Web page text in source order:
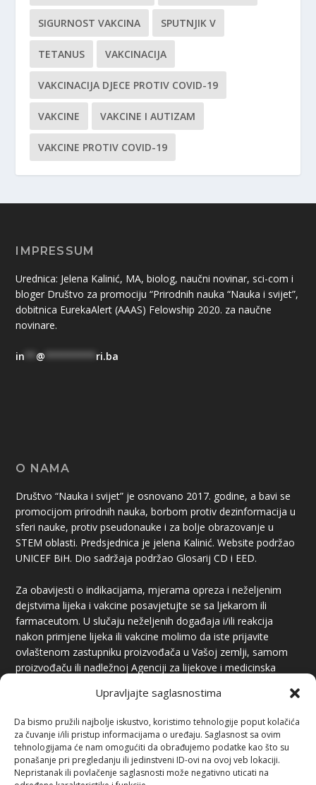
Upravljajte saglasnostima
Da bismo pružili najbolje iskustvo, koristimo tehnologije poput kolačića
za čuvanje i/ili pristup informacijama o uređaju. Saglasnost sa ovim
tehnologijama će nam omogućiti da obrađujemo podatke kao što su
ponašanje pri pregledanju ili jedinstveni ID-ovi na ovoj veb lokaciji.
Nepristanak ili povlačenje saglasnosti može negativno uticati na
SIGURNOST VAKCINA SPUTNJIK V
TETANUS VAKCINACIJA
VAKCINACIJA DJECE PROTIV COVID-19
VAKCINE VAKCINE I AUTIZAM
VAKCINE PROTIV COVID-19
IMPRESSUM
Urednica: Jelena Kalinić, MA, biolog, naučni novinar, sci-com i
bloger Društvo za promociju “Prirodnih nauka “Nauka i svijet”,
dobitnica EurekaAlert (AAAS) Felowship 2020. za naučne
novinare.
in ** @ ********* ri.ba
O NAMA
Društvo “Nauka i svijet” je osnovano 2017. godine, a bavi se
promocijom prirodnih nauka, borbom protiv dezinformacija u
sferi nauke, protiv pseudonauke i za bolje obrazovanje u
STEM oblasti. Predsjednica je jelena Kalinić. Website podržao
UNICEF BiH. Dio sadržaja podržao Glosarij CD i EED.
Za obavijesti o indikacijama, mjerama opreza i neželjenim
dejstvima lijeka i vakcine posavjetujte se sa ljekarom ili
farmaceutom. U slučaju neželjenih događaja i/ili reakcija
nakon primjene lijeka ili vakcine molimo da iste prijavite
ovlaštenom zastupniku proizvođača u Vašoj zemlji, samom
proizvođaču ili nadležnoj Agenciji za lijekove i medicinska